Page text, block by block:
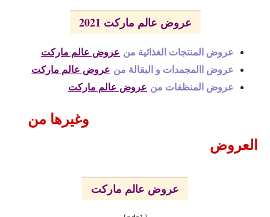
عروض عالم ماركت 2021
عروض المنتجات الغذائية من عروض عالم ماركت
عروض االمجمدات و البقالة من عروض عالم ماركت
عروض المنظفات من عروض عالم ماركت
وغيرها من
العروض
عروض عالم ماركت